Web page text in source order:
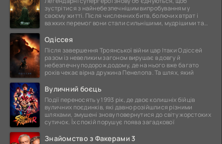
зустрітися з найнебезпечнішим випробуванням у
своєму житті. Після численних битв, болючих втрат і
важких перемог вони стали сильнішими, мудрішими та
Одіссея
Після завершення Троянської війни цар Ітаки Одіссей
разом із невеликим загоном вирушає в довгу й
небезпечну подорож додому, де на нього вже багато
років чекає вірна дружина Пенелопа. Та шлях, який
Вуличний боєць
Події переносять у 1993 рік, де двоє колишніх бійців
вуличних поєдинків, які давно розійшлися різними
шляхами, змушені знову повернутися до світу жорстоких
сутичок. Їх спокій порушує поява загадкової
Знайомство з Факерами 3